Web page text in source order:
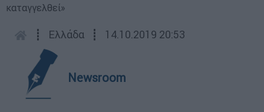
καταγγελθεί»
┋ Ελλάδα ┋ 14.10.2019 20:53
Newsroom